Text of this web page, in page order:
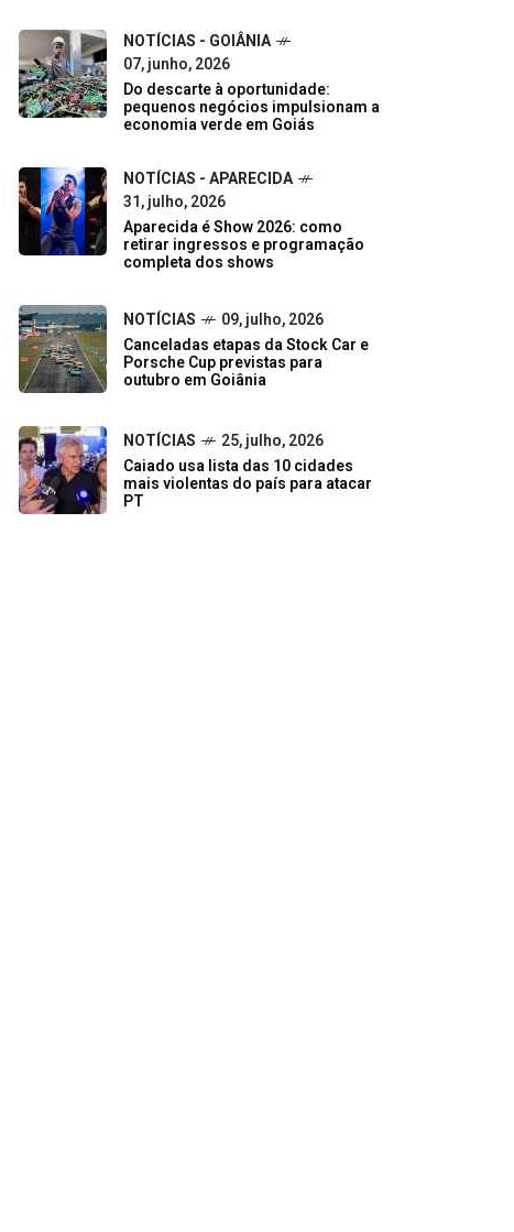
NOTÍCIAS - GOIÂNIA
07, junho, 2026
Do descarte à oportunidade:
pequenos negócios impulsionam a
economia verde em Goiás
NOTÍCIAS - APARECIDA
31, julho, 2026
Aparecida é Show 2026: como
retirar ingressos e programação
completa dos shows
NOTÍCIAS
09, julho, 2026
Canceladas etapas da Stock Car e
Porsche Cup previstas para
outubro em Goiânia
NOTÍCIAS
25, julho, 2026
Caiado usa lista das 10 cidades
mais violentas do país para atacar
PT